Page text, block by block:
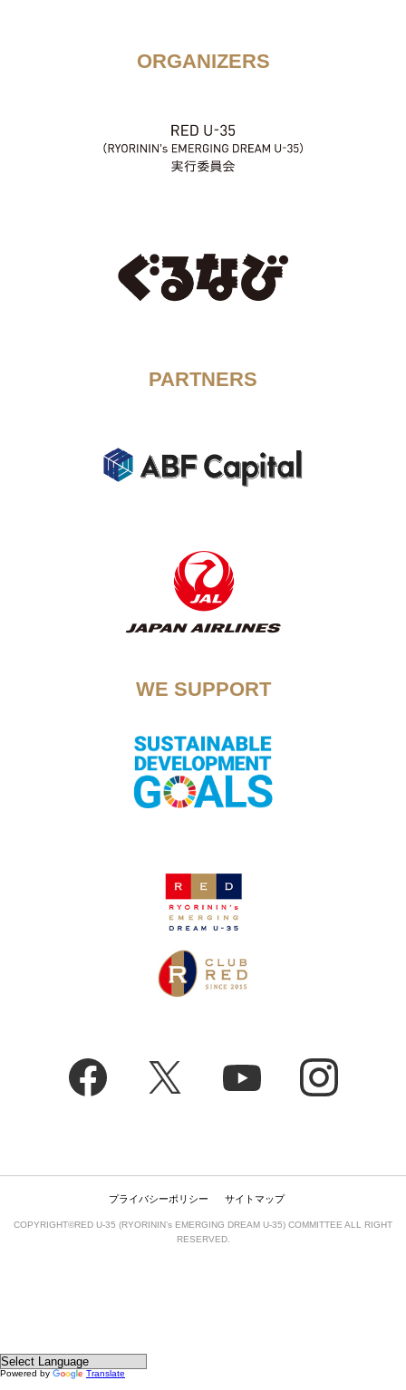
ORGANIZERS
PARTNERS
WE SUPPORT
プライバシーポリシー サイトマップ
COPYRIGHT©RED U-35 (RYORININ’s EMERGING DREAM U-35) COMMITTEE ALL RIGHT
RESERVED.
Powered by Translate